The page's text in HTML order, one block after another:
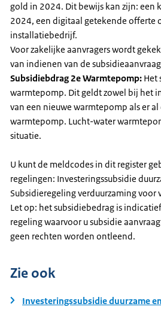
gold in 2024. Dit bewijs kan zijn:
2024, een digitaal getekende offerte
installatiebedrijf.
Voor zakelijke aanvragers wordt
van indienen van de
Subsidiebdrag 2e Warmtepomp: Het
warmtepomp. Dit geldt zowel bij het
van een nieuwe warmtepomp als er
warmtepomp. Lucht-water
situatie.
U kunt de meldcodes in dit register
regelingen: Investeringssubsidie
Subsidieregeling verduurzaming voor
Let op: het subsidiebedrag is
regeling waarvoor u subsidie
geen rechten worden ontleend.
Zie ook
Investeringssubsidie duurzame